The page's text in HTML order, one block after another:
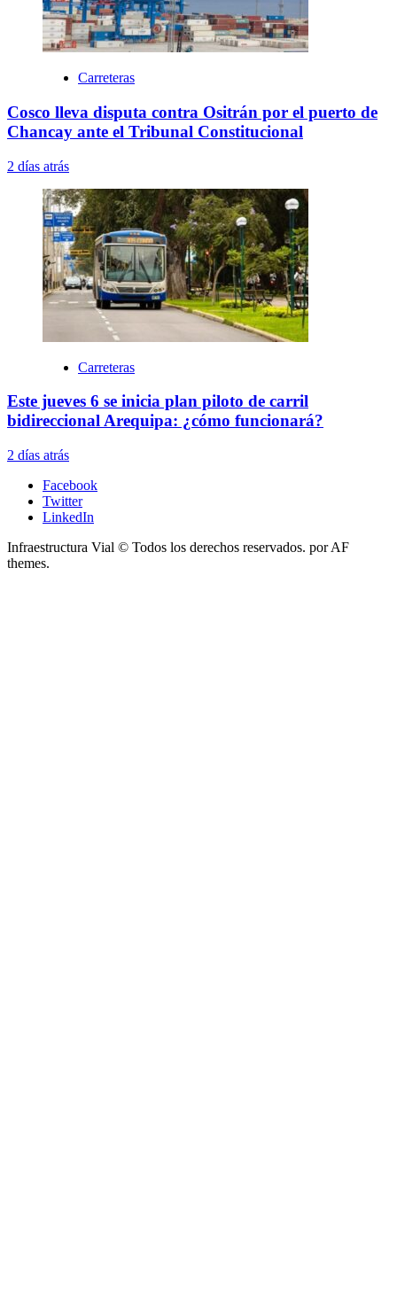
Carreteras
Cosco lleva disputa contra Ositrán por el puerto de
Chancay ante el Tribunal Constitucional
2 días atrás
Carreteras
Este jueves 6 se inicia plan piloto de carril
bidireccional Arequipa: ¿cómo funcionará?
2 días atrás
Facebook
Twitter
LinkedIn
Infraestructura Vial © Todos los derechos reservados. por AF
themes.